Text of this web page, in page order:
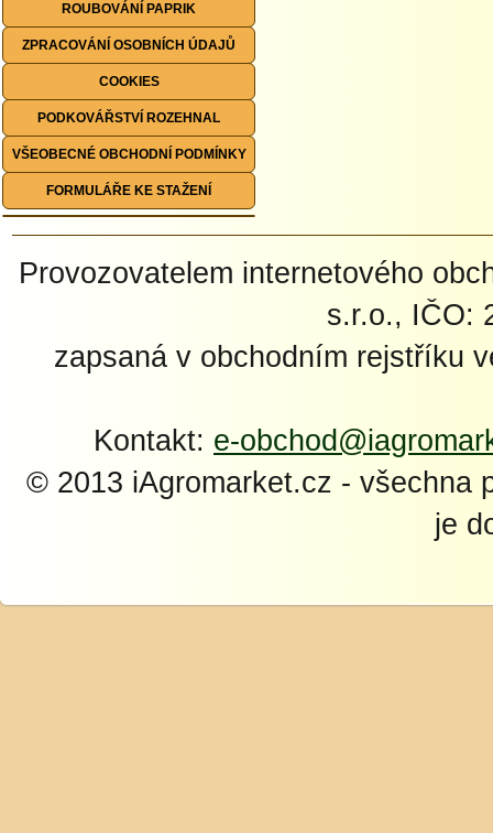
ROUBOVÁNÍ PAPRIK
ZPRACOVÁNÍ OSOBNÍCH ÚDAJŮ
COOKIES
PODKOVÁŘSTVÍ ROZEHNAL
VŠEOBECNÉ OBCHODNÍ PODMÍNKY
FORMULÁŘE KE STAŽENÍ
Provozovatelem internetového
s.r.o., IČO:
zapsaná v obchodním rejstříku
Kontakt: e-
© 2013 iAgromarket.cz - všechna
je